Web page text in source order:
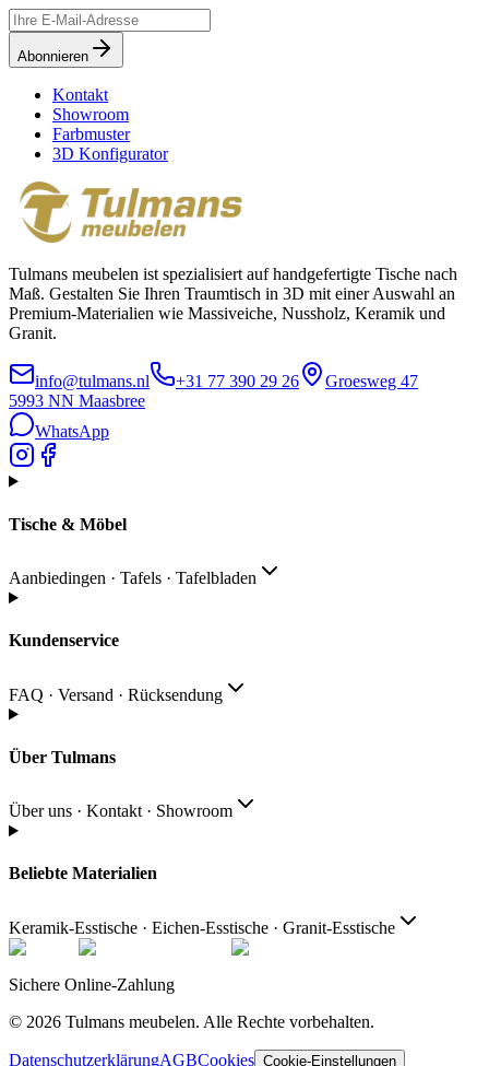
Abonnieren
Kontakt
Showroom
Farbmuster
3D Konfigurator
Tulmans meubelen ist spezialisiert auf handgefertigte Tische nach
Maß. Gestalten Sie Ihren Traumtisch in 3D mit einer Auswahl an
Premium-Materialien wie Massiveiche, Nussholz, Keramik und
Granit.
info@tulmans.nl +31 77 390 29 26
Groesweg 47
5993 NN Maasbree
WhatsApp
Tische & Möbel
Aanbiedingen · Tafels · Tafelbladen
Kundenservice
FAQ · Versand · Rücksendung
Über Tulmans
Über uns · Kontakt · Showroom
Beliebte Materialien
Keramik-Esstische · Eichen-Esstische · Granit-Esstische
Sichere Online-Zahlung
© 2026 Tulmans meubelen. Alle Rechte vorbehalten.
DatenschutzerklärungAGBCookies Cookie-Einstellungen